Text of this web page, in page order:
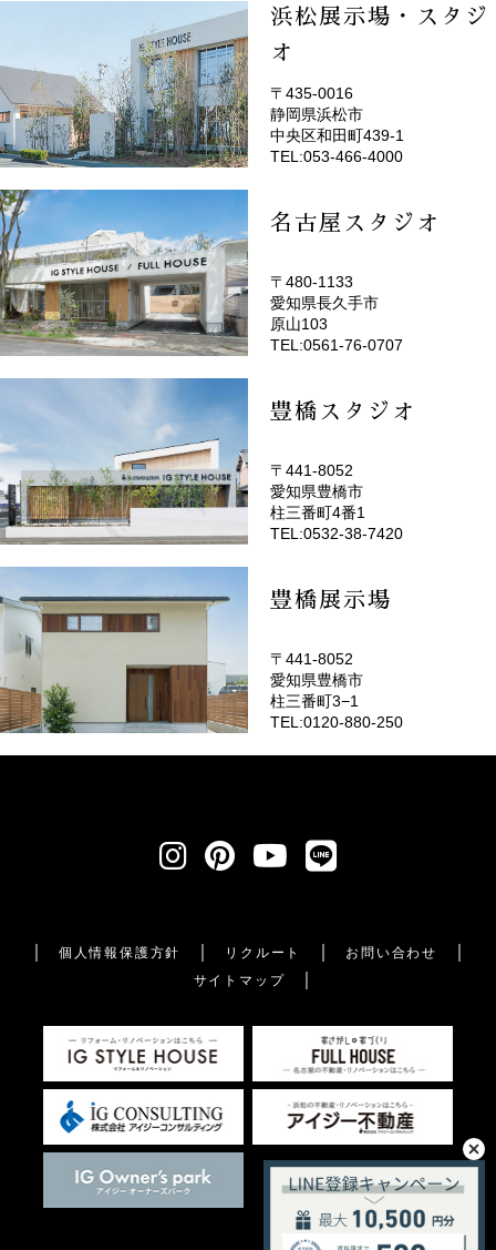
浜松展示場・スタジ
オ
(EMOTOP浜松)
〒435-0016
静岡県浜松市
中央区和田町439-1
TEL:053-466-4000
名古屋スタジオ
(EMOTOP名古屋)
〒480-1133
愛知県長久手市
原山103
TEL:0561-76-0707
豊橋スタジオ
(EMOTOP豊橋)
〒441-8052
愛知県豊橋市
柱三番町4番1
TEL:0532-38-7420
豊橋展示場
〒441-8052
愛知県豊橋市
柱三番町3−1
TEL:0120-880-250
個人情報保護方針 リクルート
お問い合わせ
サイトマップ